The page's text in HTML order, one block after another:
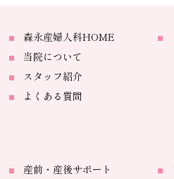
森永産婦人科HOME
当院について
スタッフ紹介
よくある質問
産前・産後サポート